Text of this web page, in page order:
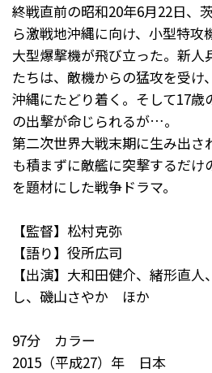
終戦直前の昭和20年6月22日、
ら激戦地沖縄に向け、小型特攻
大型爆撃機が飛び立った。新人
たちは、敵機からの猛攻を受け
沖縄にたどり着く。そして17歳
の出撃が命じられるが…。
第二次世界大戦末期に生み出さ
も積まずに敵艦に突撃するだけ
を題材にした戦争ドラマ。
【監督】松村克弥
【語り】役所広司
【出演】大和田健介、緒形直
し、磯山さやか ほか
97分 カラー
2015（平成27）年 日本